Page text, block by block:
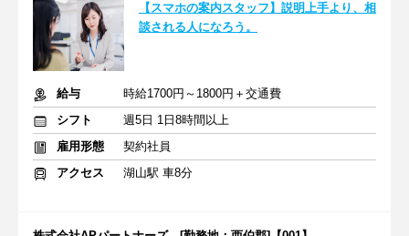
【スマホの案内スタッフ】説明上手より、相
談される人になろう。
給与
時給1700円～1800円＋交通費
シフト
週5日 1日8時間以上
雇用形態
契約社員
アクセス
湖山駅 車8分